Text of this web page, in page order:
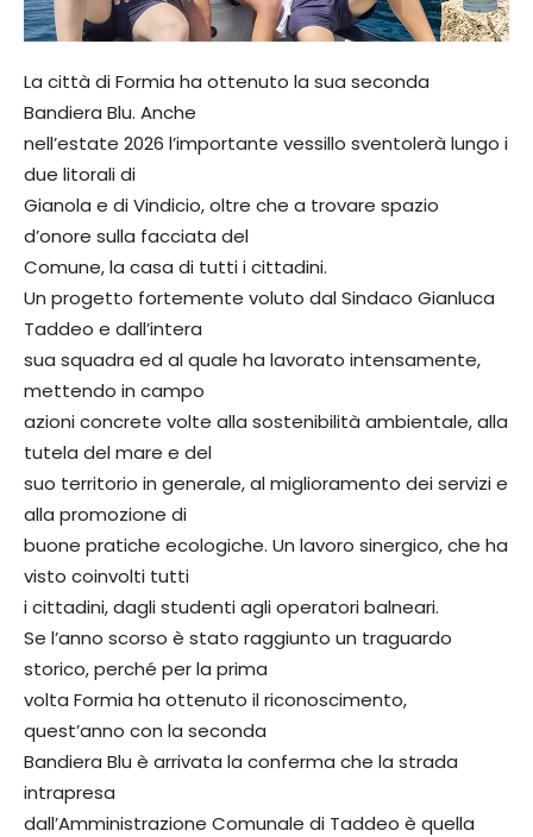
La città di Formia ha ottenuto la sua seconda
Bandiera Blu. Anche
nell’estate 2026 l’importante vessillo sventolerà lungo i
due litorali di
Gianola e di Vindicio, oltre che a trovare spazio
d’onore sulla facciata del
Comune, la casa di tutti i cittadini.
Un progetto fortemente voluto dal Sindaco Gianluca
Taddeo e dall’intera
sua squadra ed al quale ha lavorato intensamente,
mettendo in campo
azioni concrete volte alla sostenibilità ambientale, alla
tutela del mare e del
suo territorio in generale, al miglioramento dei servizi e
alla promozione di
buone pratiche ecologiche. Un lavoro sinergico, che ha
visto coinvolti tutti
i cittadini, dagli studenti agli operatori balneari.
Se l’anno scorso è stato raggiunto un traguardo
storico, perché per la prima
volta Formia ha ottenuto il riconoscimento,
quest’anno con la seconda
Bandiera Blu è arrivata la conferma che la strada
intrapresa
dall’Amministrazione Comunale di Taddeo è quella